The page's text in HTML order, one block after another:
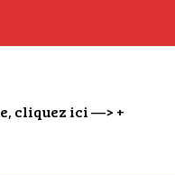
cliquez ici —> +